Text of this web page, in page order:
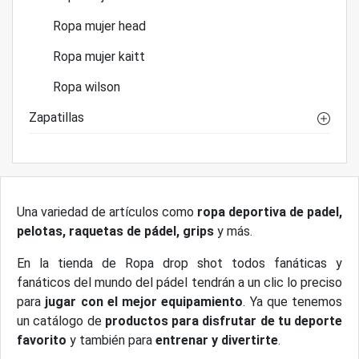
Ropa mujer head
Ropa mujer kaitt
Ropa wilson
Zapatillas
Una variedad de artículos como ropa deportiva de padel,
pelotas, raquetas de pádel, grips y más.
En la tienda de Ropa drop shot todos fanáticas y
fanáticos del mundo del pádel tendrán a un clic lo preciso
para jugar con el mejor equipamiento. Ya que tenemos
un catálogo de productos para disfrutar de tu deporte
favorito y también para entrenar y divertirte.